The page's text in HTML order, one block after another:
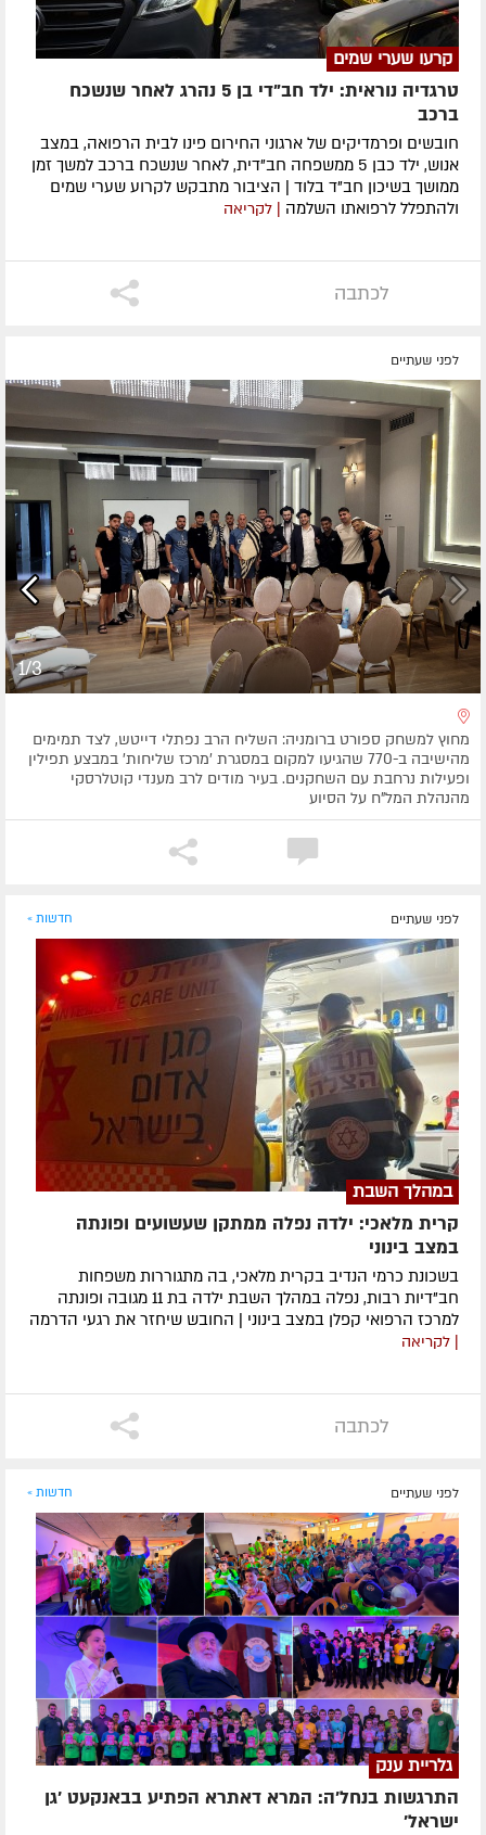
קרעו שערי שמים
טרגדיה נוראית: ילד חב"די בן 5 נהרג לאחר שנשכח
ברכב
חובשים ופרמדיקים של ארגוני החירום פינו לבית הרפואה, במצב
אנוש, ילד כבן 5 ממשפחה חב"דית, לאחר שנשכח ברכב למשך זמן
ממושך בשיכון חב"ד בלוד | הציבור מתבקש לקרוע שערי שמים
ולהתפלל לרפואתו השלמה | לקריאה
לכתבה
לפני שעתיים
1/3
מחוץ למשחק ספורט ברומניה: השליח הרב נפתלי דייטש, לצד תמימים
מהישיבה ב-770 שהגיעו למקום במסגרת 'מרכז שליחות' במבצע תפילין
ופעילות נרחבת עם השחקנים. בעיר מודים לרב מענדי קוטלרסקי
מהנהלת המל"ח על הסיוע
לפני שעתיים חדשות »
במהלך השבת
קרית מלאכי: ילדה נפלה ממתקן שעשועים ופונתה
במצב בינוני
בשכונת כרמי הנדיב בקרית מלאכי, בה מתגוררות משפחות
חב"דיות רבות, נפלה במהלך השבת ילדה בת 11 מגובה ופונתה
למרכז הרפואי קפלן במצב בינוני | החובש שיחזר את רגעי הדרמה
| לקריאה
לכתבה
לפני שעתיים חדשות »
גלריית ענק
התרגשות בנחל'ה: המרא דאתרא הפתיע בבאנקעט 'גן
ישראל'